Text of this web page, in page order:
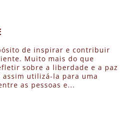
de inspirar e contribuir
Muito mais do que
sobre a liberdade e a paz
assim utilizá-la para uma
as pessoas e...